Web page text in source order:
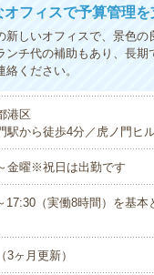
オフィスで予算管理
新しいオフィスで、景色
ンチ代の補助もあり、長
ください。
港区
駅から徒歩4分／虎ノ門ヒ
金曜※祝日は出勤です
17:30（実働8時間）を基
3ヶ月更新）